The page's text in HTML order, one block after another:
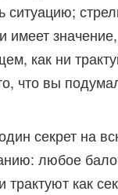
ситуацию;
имеет
как ни
что вы
секрет на
любое
трактуют как